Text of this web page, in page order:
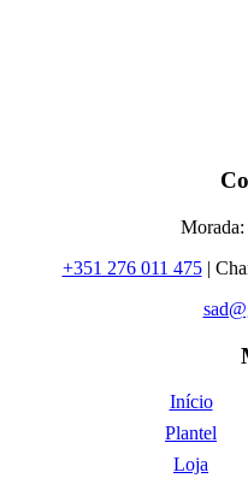
+351 276 011 475|
Início
Plantel
Loja